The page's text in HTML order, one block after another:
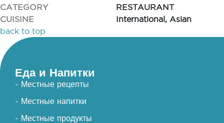
CATEGORY
RESTAURANT
CUISINE
International, Asian
back to top
Еда и Напитки
- Местные рецепты
- Местные напитки
- Местные продукты